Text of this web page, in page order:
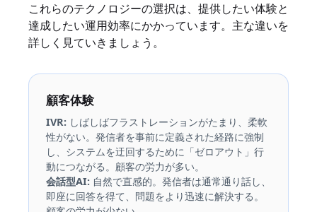
これらのテクノロジーの選択は、提供したい体験と
達成したい運用効率にかかっています。主な違いを
詳しく見ていきましょう。
顧客体験
IVR: しばしばフラストレーションがたまり、柔軟
性がない。発信者を事前に定義された経路に強制
し、システムを迂回するために「ゼロアウト」行
動につながる。顧客の労力が多い。
会話型AI: 自然で直感的。発信者は通常通り話し、
即座に回答を得て、問題をより迅速に解決する。